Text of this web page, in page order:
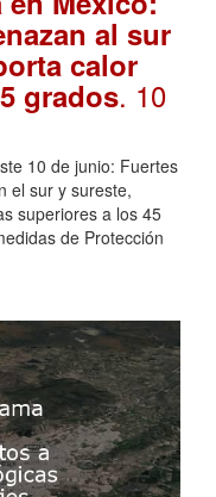
al sur
calor
grados. 10
10 de junio: Fuertes
el sur y sureste,
superiores a los 45
de Protección